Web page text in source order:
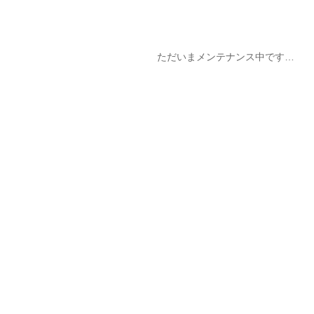
ただいまメンテナンス中です…